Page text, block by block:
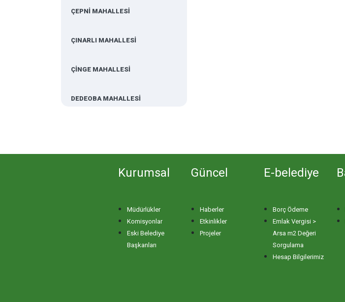
ÇEPNİ MAHALLESİ
ÇINARLI MAHALLESİ
ÇİNGE MAHALLESİ
DEDEOBA MAHALLESİ
DUTLİMAN MAHALLESİ
Kurumsal
Müdürlükler
Komisyonlar
Eski Belediye
Başkanları
Güncel
Haberler
Etkinlikler
Projeler
E-belediye
Borç Ödeme
Emlak Vergisi >
Arsa m2 Değeri
Sorgulama
Hesap Bilgilerimiz